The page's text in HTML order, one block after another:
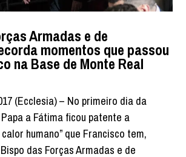
Armadas e de
momentos que passou
na Base de Monte Real
(Ecclesia) – No primeiro dia da
a Fátima ficou patente a
humano” que Francisco tem,
das Forças Armadas e de